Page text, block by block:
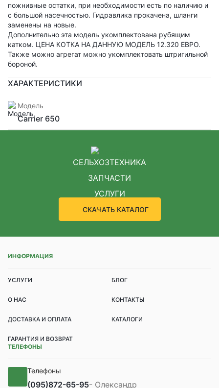
пожнивные остатки, при необходимости есть по наличию и
с большой насечностью. Гидравлика прокачена, шланги
заменены на новые.
Дополнительно эта модель укомплектована рубящим
катком. ЦЕНА КОТКА НА ДАННУЮ МОДЕЛЬ 12.320 ЕВРО.
Также можно агрегат можно укомплектовать штригильной
бороной.
ХАРАКТЕРИСТИКИ
Модель
Carrier 650
СЕЛЬХОЗТЕХНИКА
ЗАПЧАСТИ
УСЛУГИ
СКАЧАТЬ КАТАЛОГ
ИНФОРМАЦИЯ
УСЛУГИ БЛОГ
О НАС КОНТАКТЫ
ДОСТАВКА И ОПЛАТА КАТАЛОГИ
ГАРАНТИЯ И ВОЗВРАТ
ТЕЛЕФОНЫ
Телефоны
(095)872-65-95- Олександр